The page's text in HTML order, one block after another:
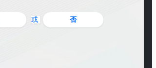
或 否